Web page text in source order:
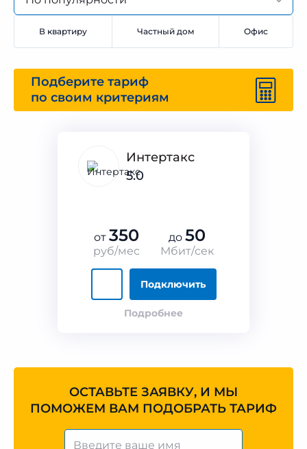
В квартиру Частный дом Офис
Подберите тариф
по своим критериям
Интертакс
5.0
от 350
руб/мес
до 50
Мбит/сек
Подключить
Подробнее
ОСТАВЬТЕ ЗАЯВКУ, И МЫ
ПОМОЖЕМ ВАМ ПОДОБРАТЬ ТАРИФ